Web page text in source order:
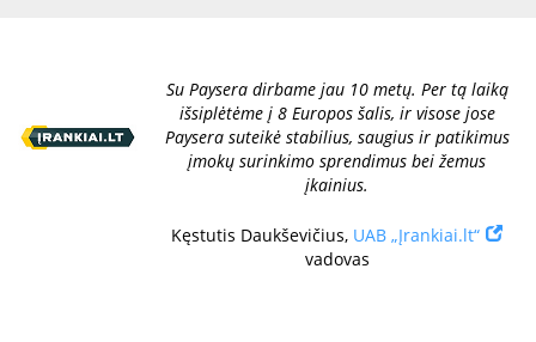
Su Paysera dirbame jau 10 metų. Per tą laiką
išsiplėtėme į 8 Europos šalis, ir visose jose
Paysera suteikė stabilius, saugius ir patikimus
įmokų surinkimo sprendimus bei žemus
įkainius.
Kęstutis Daukševičius, UAB „Įrankiai.lt“
vadovas